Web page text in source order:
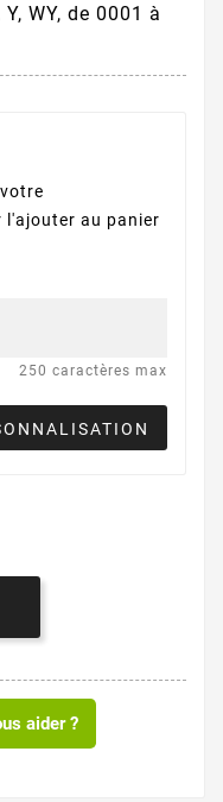
WY, de 0001 à
l'ajouter au panier
250 caractères max
aider ?